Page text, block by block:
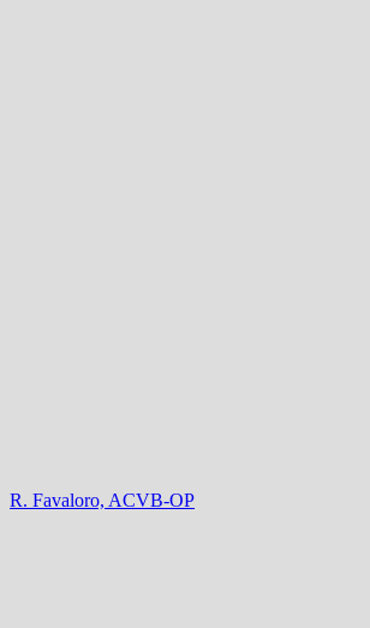
R. Favaloro, ACVB-OP